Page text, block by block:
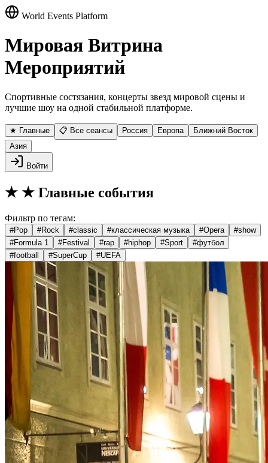
World Events Platform
Мировая Витрина
Мероприятий
Спортивные состязания, концерты звезд мировой сцены и
лучшие шоу на одной стабильной платформе.
★ Главные 📋 Все сеансы Россия Европа
Ближний Восток
Азия
Войти
★ ★ Главные события
Фильтр по тегам:
#Pop #Rock #classic #классическая музыка #Opera #show
#Formula 1 #Festival #rap #hiphop #Sport #футбол
#football #SuperCup #UEFA